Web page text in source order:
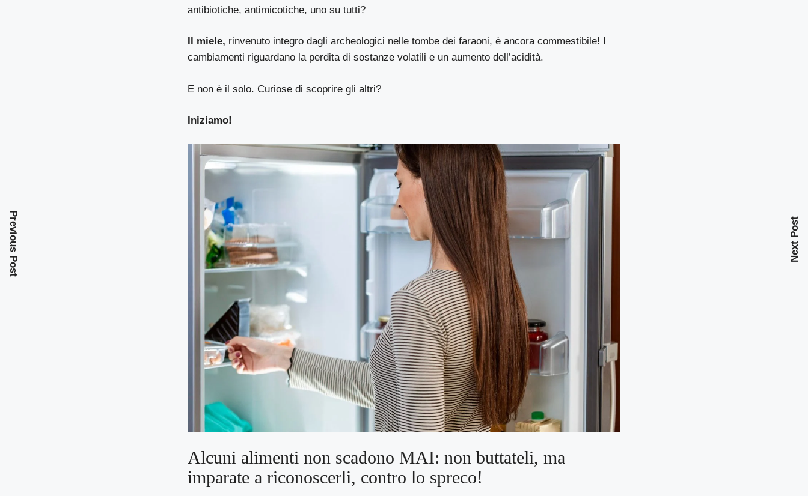
antibiotiche, antimicotiche, uno su tutti?
Il miele, rinvenuto integro dagli archeologici nelle tombe dei faraoni, è ancora commestibile! I
cambiamenti riguardano la perdita di sostanze volatili e un aumento dell’acidità.
E non è il solo. Curiose di scoprire gli altri?
Iniziamo!
Alcuni alimenti non scadono MAI: non buttateli, ma
imparate a riconoscerli, contro lo spreco!
Previous Post Next Post